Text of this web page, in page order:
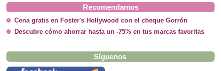
Recomendamos
Cena gratis en Foster's Hollywood con el cheque Gorrón
Descubre cómo ahorrar hasta un -75% en tus marcas favoritas
Síguenos